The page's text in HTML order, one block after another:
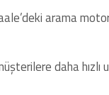
arama
daha hızlı